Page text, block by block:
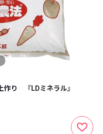
作り 『LDミネラル』